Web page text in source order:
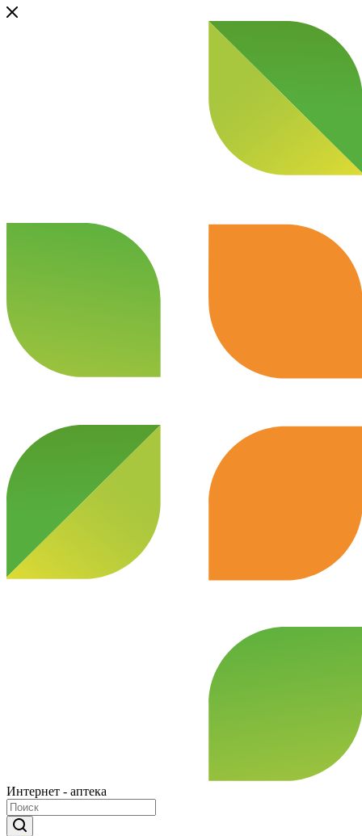
Интернет - аптека